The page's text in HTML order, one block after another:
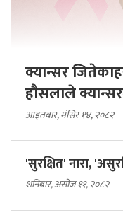
क्यान्सर
हौसलाले
आइतबार, मंसिर १४, २०८२
'सुरक्षित' नारा,
शनिबार, असोज ११, २०८२